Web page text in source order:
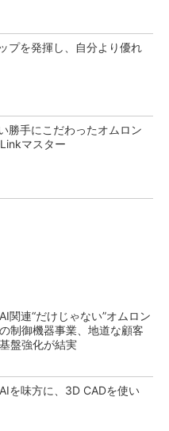
プを発揮し、自分より優れ
手にこだわったオムロン
マスター
AI関連“だけじゃない”オムロン
の制御機器事業、地道な顧客
基盤強化が結実
を味方に、3D CADを使い